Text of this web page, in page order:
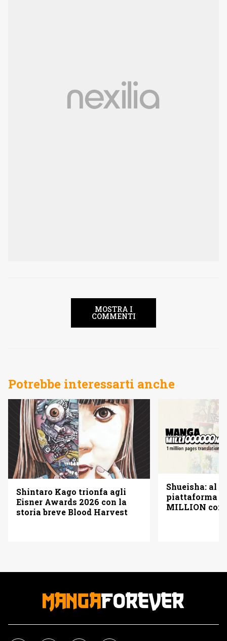
MOSTRA I
COMMENTI
Potrebbe interessarti anche
Shintaro Kago trionfa agli
Eisner Awards 2026 con la
storia breve Blood Harvest
Shueisha: al
piattaforma
MILLION con